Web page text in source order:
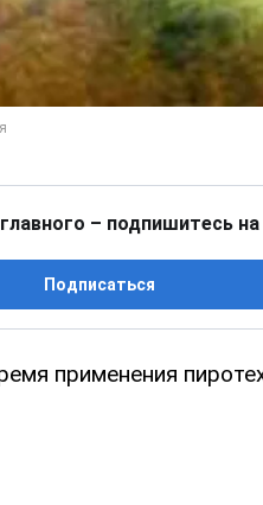
– подпишитесь на
Подписаться
применения